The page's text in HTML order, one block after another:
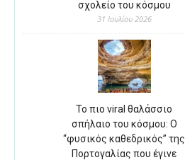
σχολείο του κόσμου
31 Ιουλίου 2026
Το πιο viral θαλάσσιο
σπήλαιο του κόσμου: Ο
“φυσικός καθεδρικός” της
Πορτογαλίας που έγινε